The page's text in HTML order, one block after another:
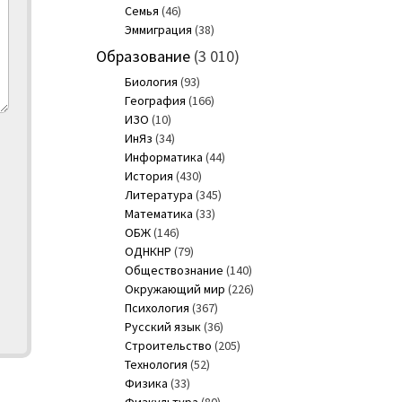
Семья (46)
Эммиграция (38)
Образование(3 010)
Биология (93)
География (166)
ИЗО (10)
ИнЯз (34)
Информатика (44)
История (430)
Литература (345)
Математика (33)
ОБЖ(146)
ОДНКНР (79)
Обществознание (140)
Окружающий мир (226)
Психология (367)
Русский язык(36)
Строительство (205)
Технология (52)
Физика (33)